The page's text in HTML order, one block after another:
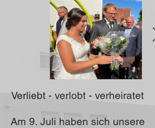
Verliebt - verlobt - verheiratet
Am 9. Juli haben sich unsere